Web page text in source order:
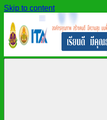
Skip to content